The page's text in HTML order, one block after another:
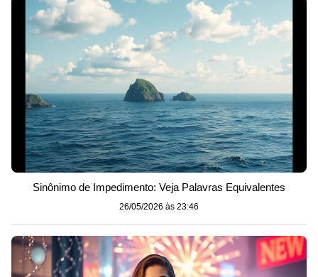
Sinônimo de Impedimento: Veja Palavras Equivalentes
26/05/2026 às 23:46